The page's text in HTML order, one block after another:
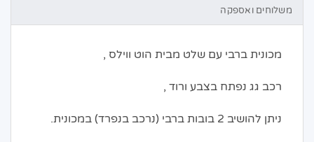
משלוחים ואספקה
מכונית ברבי עם שלט מבית הוט ווילס ,
רכב גג נפתח בצבע ורוד ,
ניתן להושיב 2 בובות ברבי (נרכב בנפרד) במכונית.